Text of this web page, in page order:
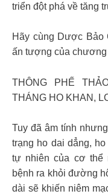
triển đột phá về tăng
Hãy cùng Dược Bảo
ấn tượng của chương
THÔNG PHẾ
THÁNG HO KHAN,
Tuy đã âm tính
trạng ho dai dẳng,
tự nhiên của cơ thể
bệnh ra khỏi đường
dài sẽ khiến niêm